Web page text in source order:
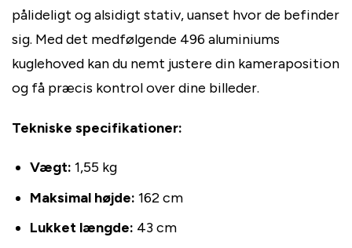
pålideligt og alsidigt stativ, uanset hvor de befinder
sig. Med det medfølgende 496 aluminiums
kuglehoved kan du nemt justere din kameraposition
og få præcis kontrol over dine billeder.
Tekniske specifikationer:
Vægt: 1,55 kg
Maksimal højde: 162 cm
Lukket længde: 43 cm